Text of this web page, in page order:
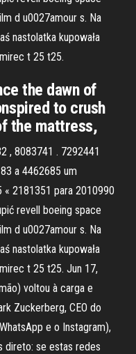
d u0027amour s. Na
nastolatka kupowała
t 25 t25.
the dawn of
to crush
the mattress,
, 8083741 . 7292441
a 4462685 um
2181351 para 2010990
revell boeing space
d u0027amour s. Na
nastolatka kupowała
t 25 t25. Jun 17,
voltou à carga e
Zuckerberg, CEO do
e o Instagram),
direto: se estas redes